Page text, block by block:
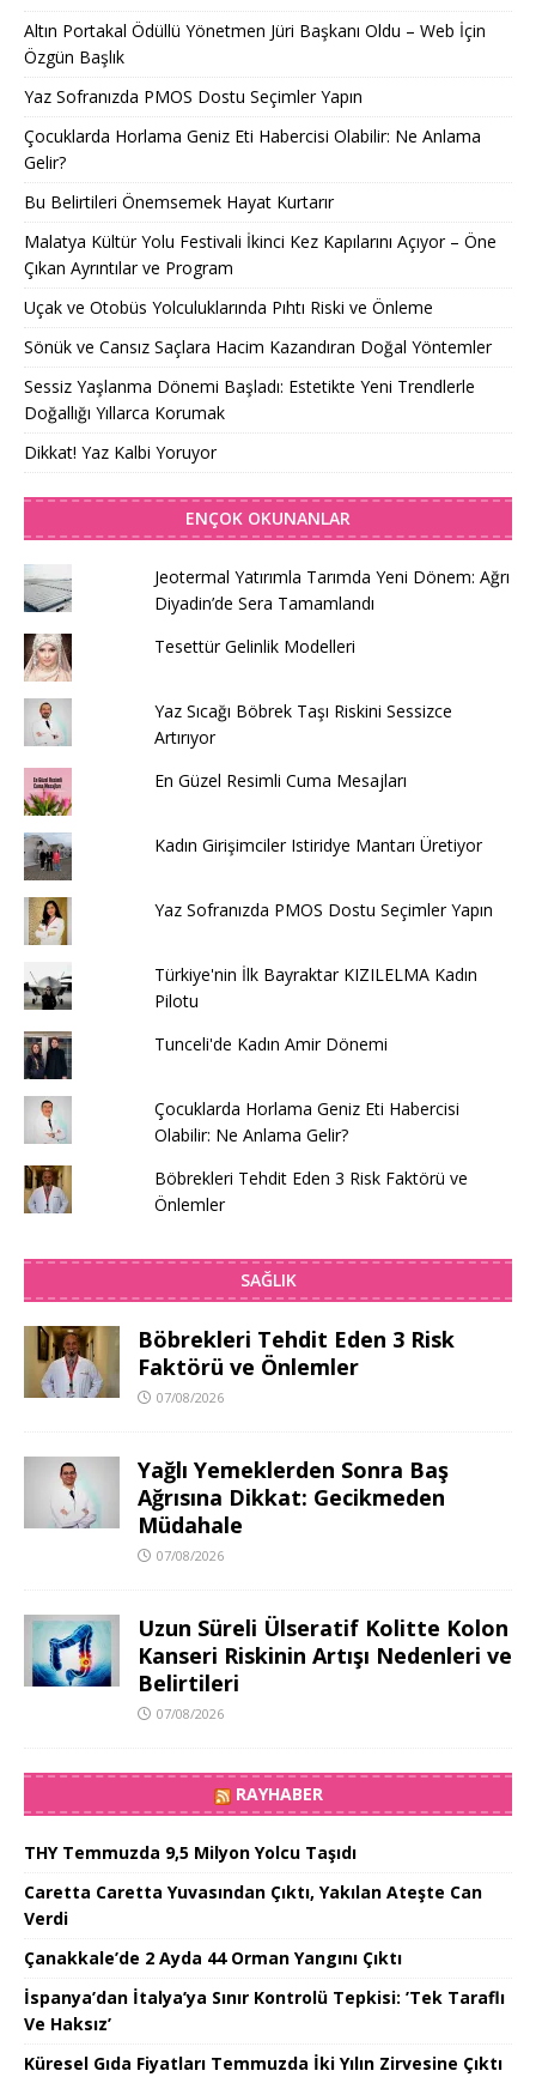
Altın Portakal Ödüllü Yönetmen Jüri Başkanı Oldu – Web İçin
Özgün Başlık
Yaz Sofranızda PMOS Dostu Seçimler Yapın
Çocuklarda Horlama Geniz Eti Habercisi Olabilir: Ne Anlama
Gelir?
Bu Belirtileri Önemsemek Hayat Kurtarır
Malatya Kültür Yolu Festivali İkinci Kez Kapılarını Açıyor – Öne
Çıkan Ayrıntılar ve Program
Uçak ve Otobüs Yolculuklarında Pıhtı Riski ve Önleme
Sönük ve Cansız Saçlara Hacim Kazandıran Doğal Yöntemler
Sessiz Yaşlanma Dönemi Başladı: Estetikte Yeni Trendlerle
Doğallığı Yıllarca Korumak
Dikkat! Yaz Kalbi Yoruyor
ENÇOK OKUNANLAR
Jeotermal Yatırımla Tarımda Yeni Dönem: Ağrı
Diyadin’de Sera Tamamlandı
Tesettür Gelinlik Modelleri
Yaz Sıcağı Böbrek Taşı Riskini Sessizce
Artırıyor
En Güzel Resimli Cuma Mesajları
Kadın Girişimciler Istiridye Mantarı Üretiyor
Yaz Sofranızda PMOS Dostu Seçimler Yapın
Türkiye'nin İlk Bayraktar KIZILELMA Kadın
Pilotu
Tunceli'de Kadın Amir Dönemi
Çocuklarda Horlama Geniz Eti Habercisi
Olabilir: Ne Anlama Gelir?
Böbrekleri Tehdit Eden 3 Risk Faktörü ve
Önlemler
SAĞLIK
Böbrekleri Tehdit Eden 3 Risk
Faktörü ve Önlemler
07/08/2026
Yağlı Yemeklerden Sonra Baş
Ağrısına Dikkat: Gecikmeden
Müdahale
07/08/2026
Uzun Süreli Ülseratif Kolitte Kolon
Kanseri Riskinin Artışı Nedenleri ve
Belirtileri
07/08/2026
RAYHABER
THY Temmuzda 9,5 Milyon Yolcu Taşıdı
Caretta Caretta Yuvasından Çıktı, Yakılan Ateşte Can
Verdi
Çanakkale’de 2 Ayda 44 Orman Yangını Çıktı
İspanya’dan İtalya’ya Sınır Kontrolü Tepkisi: ’Tek Taraflı
Ve Haksız’
Küresel Gıda Fiyatları Temmuzda İki Yılın Zirvesine Çıktı